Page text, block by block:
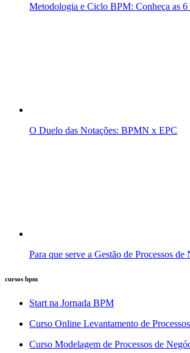
Metodologia e Ciclo BPM: Conheça as 6
O Duelo das Notações: BPMN x EPC
Para que serve a Gestão de Processos
cursos bpm
Start na Jornada BPM
Curso Online Levantamento de
Curso Modelagem de Processos de